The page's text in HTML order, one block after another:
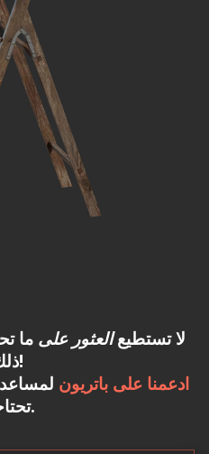
لا تستطيعالعثور على ما
ذلك!
ادعمنا على باتريون
تحتاجها.